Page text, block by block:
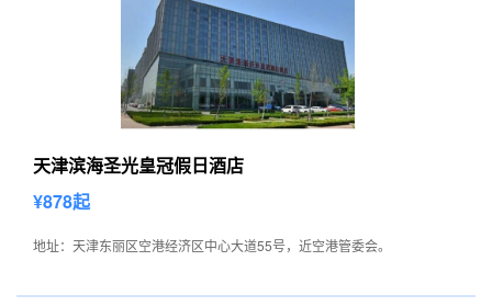
天津滨海圣光皇冠假日酒店
¥878起
地址：天津东丽区空港经济区中心大道55号，近空港管委会。